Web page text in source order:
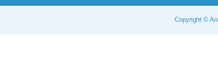
Copyright ©